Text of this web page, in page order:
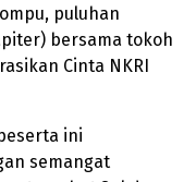
puluhan
bersama tokoh
Cinta NKRI
ini
semangat